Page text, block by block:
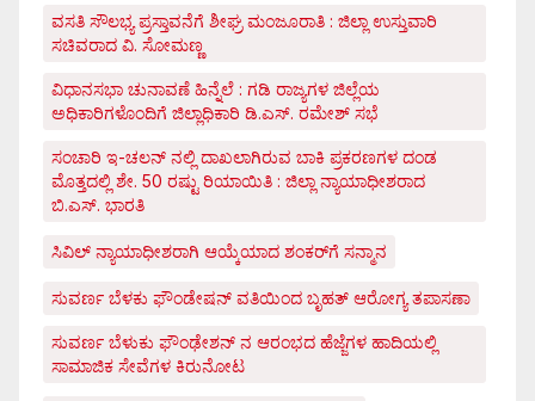
ವಸತಿ ಸೌಲಭ್ಯ ಪ್ರಸ್ತಾವನೆಗೆ ಶೀಘ್ರ ಮಂಜೂರಾತಿ : ಜಿಲ್ಲಾ ಉಸ್ತುವಾರಿ
ಸಚಿವರಾದ ವಿ. ಸೋಮಣ್ಣ
ವಿಧಾನಸಭಾ ಚುನಾವಣೆ ಹಿನ್ನೆಲೆ : ಗಡಿ ರಾಜ್ಯಗಳ ಜಿಲ್ಲೆಯ
ಅಧಿಕಾರಿಗಳೊಂದಿಗೆ ಜಿಲ್ಲಾಧಿಕಾರಿ ಡಿ.ಎಸ್. ರಮೇಶ್ ಸಭೆ
ಸಂಚಾರಿ ಇ-ಚಲನ್ ನಲ್ಲಿ ದಾಖಲಾಗಿರುವ ಬಾಕಿ ಪ್ರಕರಣಗಳ ದಂಡ
ಮೊತ್ತದಲ್ಲಿ ಶೇ. 50 ರಷ್ಟು ರಿಯಾಯಿತಿ : ಜಿಲ್ಲಾ ನ್ಯಾಯಾಧೀಶರಾದ
ಬಿ.ಎಸ್. ಭಾರತಿ
ಸಿವಿಲ್ ನ್ಯಾಯಾಧೀಶರಾಗಿ ಆಯ್ಕೆಯಾದ ಶಂಕರ್‌ಗೆ ಸನ್ಮಾನ
ಸುವರ್ಣ ಬೆಳಕು ಫೌಂಡೇಷನ್ ವತಿಯಿಂದ ಬೃಹತ್ ಆರೋಗ್ಯ ತಪಾಸಣಾ
ಸುವರ್ಣ ಬೆಳುಕು ಫೌಂಢೇಶನ್ ನ ಆರಂಭದ ಹೆಜ್ಜೆಗಳ ಹಾದಿಯಲ್ಲಿ
ಸಾಮಾಜಿಕ ಸೇವೆಗಳ ಕಿರುನೋಟ